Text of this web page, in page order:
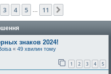
1 11
3 4 5 11
знаков 2024!
« 49 хвилин тому
1 2 3 4 5